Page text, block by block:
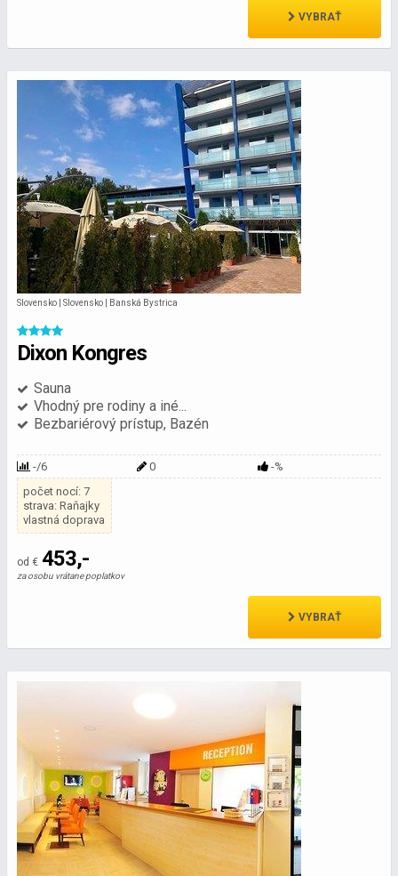
VYBRAŤ
Slovensko | Slovensko | Banská Bystrica
Dixon Kongres
Sauna
Vhodný pre rodiny a iné...
Bezbariérový prístup, Bazén
-/6 0
-%
počet nocí: 7
strava: Raňajky
vlastná doprava
od € 453,-
za osobu vrátane poplatkov
VYBRAŤ